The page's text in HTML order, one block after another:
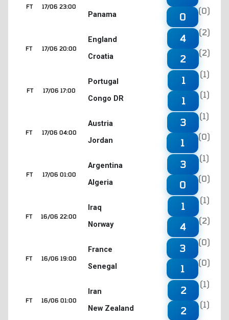
17/06 23:00
FT
Panama
0
(0)
17/06 20:00
FT
England
Croatia
4
(2)
2
(2)
17/06 17:00
FT
Portugal
Congo DR
1
(1)
1
(1)
17/06 04:00
FT
Austria
Jordan
3
(1)
1
(0)
17/06 01:00
FT
Argentina
Algeria
3
(1)
0
(0)
16/06 22:00
FT
Iraq
Norway
1
(1)
4
(2)
16/06 19:00
FT
France
Senegal
3
(0)
1
(0)
16/06 01:00
FT
Iran
New Zealand
2
(1)
2
(1)